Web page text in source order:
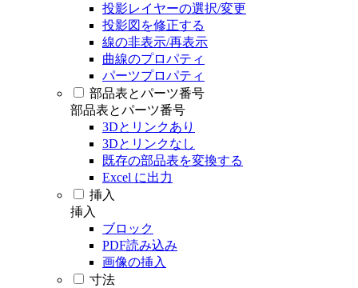
投影レイヤーの選択/変更
投影図を修正する
線の非表示/再表示
曲線のプロパティ
パーツプロパティ
部品表とパーツ番号
部品表とパーツ番号
3Dとリンクあり
3Dとリンクなし
既存の部品表を変換する
Excel に出力
挿入
挿入
ブロック
PDF読み込み
画像の挿入
寸法